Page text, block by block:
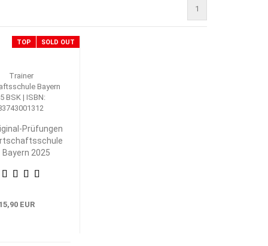
1
TOP SOLD OUT
Prüfungen
Bayern 2025
und
EUR